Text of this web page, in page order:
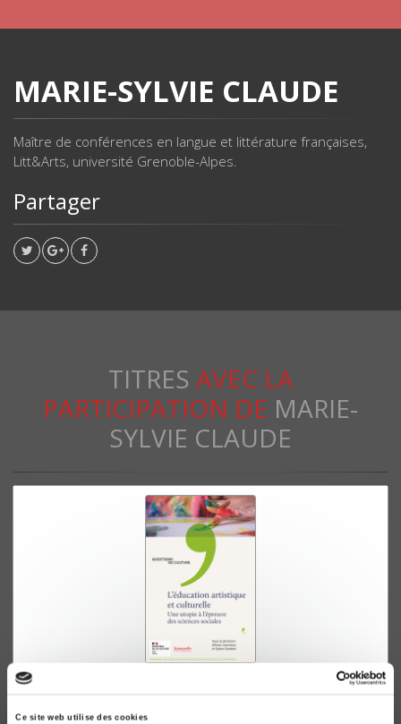
Ce site web utilise des cookies
MARIE-SYLVIE CLAUDE
Maître de conférences en langue et littérature françaises,
Litt&Arts, université Grenoble-Alpes.
Partager
TITRES AVEC LA
PARTICIPATION DE MARIE-
SYLVIE CLAUDE
L'éducation artistique et culturelle
Une utopie à l'épreuve des sciences sociales